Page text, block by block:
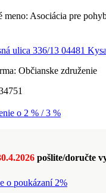
meno: Asociácia pre
ulica 336/13 04481
Občianske združenie
o 2 % / 3 %
pošlite/doručte
o poukázaní 2%